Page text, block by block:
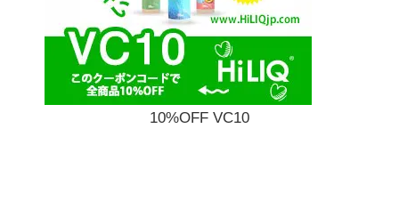
10%OFF VC10